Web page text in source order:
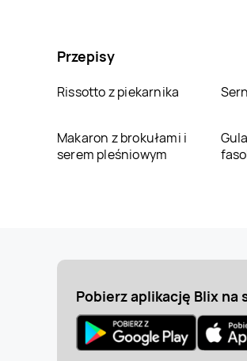
Przepisy
Rissotto z piekarnika
Makaron z brokułami i
serem pleśniowym
Pobierz aplikację Blix